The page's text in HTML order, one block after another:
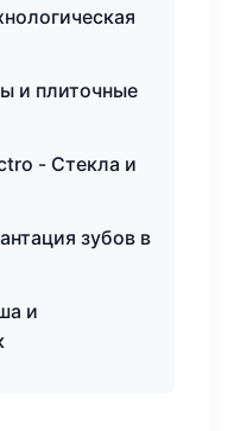
и плиточные
- Стекла и
зубов в
и